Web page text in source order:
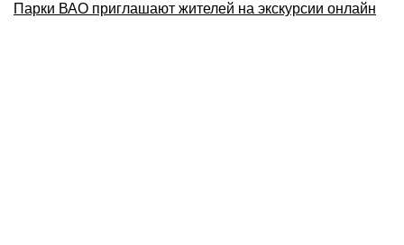
Парки ВАО приглашают жителей на экскурсии онлайн